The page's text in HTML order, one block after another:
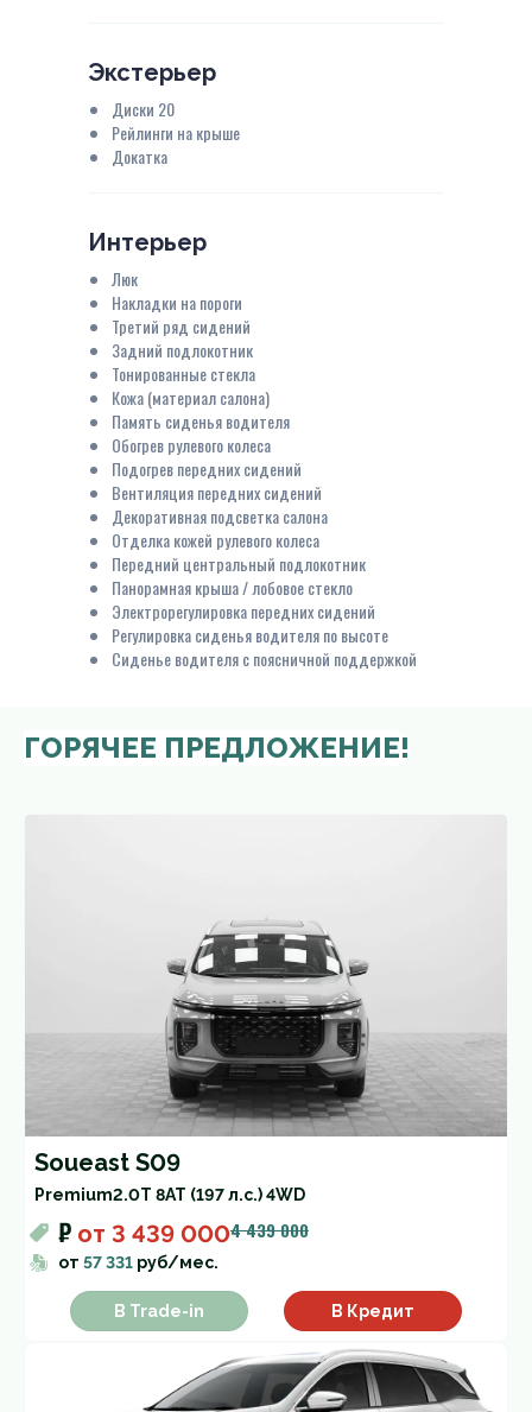
Экстерьер
Диски 20
Рейлинги на крыше
Докатка
Интерьер
Люк
Накладки на пороги
Третий ряд сидений
Задний подлокотник
Тонированные стекла
Кожа (материал салона)
Память сиденья водителя
Обогрев рулевого колеса
Подогрев передних сидений
Вентиляция передних сидений
Декоративная подсветка салона
Отделка кожей рулевого колеса
Передний центральный подлокотник
Панорамная крыша / лобовое стекло
Электрорегулировка передних сидений
Регулировка сиденья водителя по высоте
Сиденье водителя с поясничной поддержкой
ГОРЯЧЕЕ ПРЕДЛОЖЕНИЕ!
Soueast S09
Premium2.0T 8AT (197 л.с.) 4WD
₽ от 3 439 0004 439 000
от 57 331 руб/мес.
В Trade-in В Кредит